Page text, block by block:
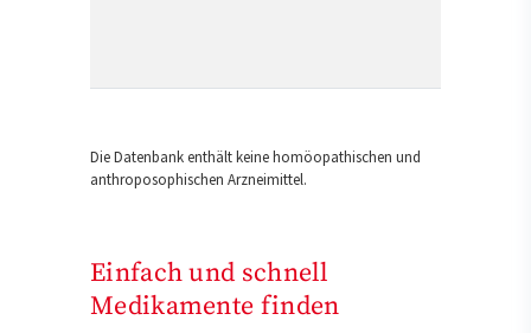
Die Datenbank enthält keine homöopathischen und
anthroposophischen Arzneimittel.
Einfach und schnell
Medikamente finden